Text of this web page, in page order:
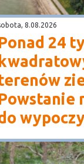
8.08.2026
24